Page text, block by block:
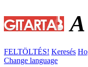
FELTÖLTÉS! Keresés
Change language